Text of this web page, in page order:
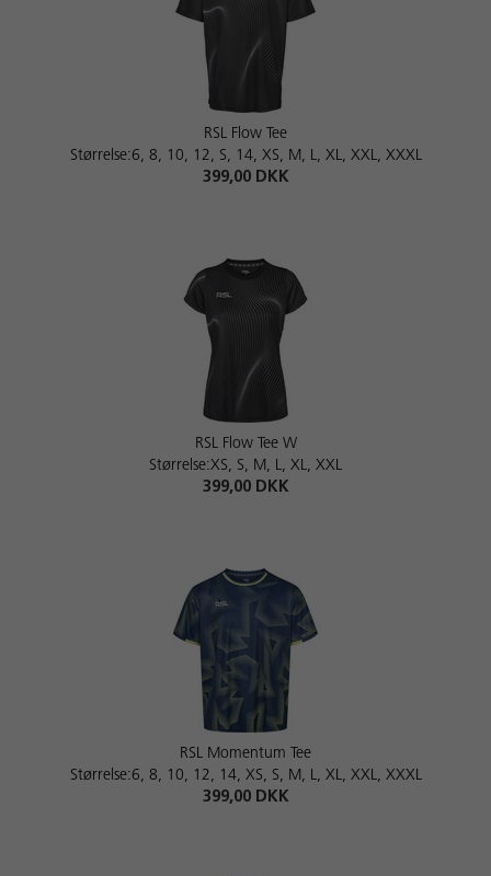
RSL Flow Tee
Størrelse:6, 8, 10, 12, S, 14, XS, M, L, XL, XXL, XXXL
399,00 DKK
RSL Flow Tee W
Størrelse:XS, S, M, L, XL, XXL
399,00 DKK
RSL Momentum Tee
Størrelse:6, 8, 10, 12, 14, XS, S, M, L, XL, XXL, XXXL
399,00 DKK